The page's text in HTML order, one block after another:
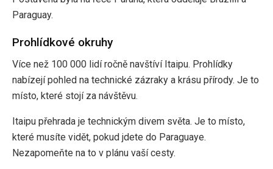
Paraguay.
Prohlídkové okruhy
Více než 100 000 lidí ročně navštíví Itaipu. Prohlídky
nabízejí pohled na technické zázraky a krásu přírody. Je to
místo, které stojí za návštěvu.
Itaipu přehrada je technickým divem světa. Je to místo,
které musíte vidět, pokud jdete do Paraguaye.
Nezapomeňte na to v plánu vaší cesty.